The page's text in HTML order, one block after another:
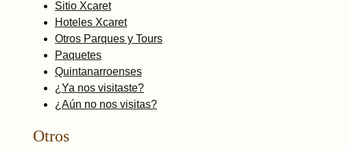
Sitio Xcaret
Hoteles Xcaret
Otros Parques y Tours
Paquetes
Quintanarroenses
¿Ya nos visitaste?
¿Aún no nos visitas?
Otros